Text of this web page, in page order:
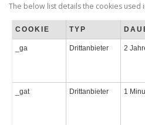
The below list details the cookies used
COOKIE TYP
_ga Drittanbieter 2
_gat Drittanbieter 1